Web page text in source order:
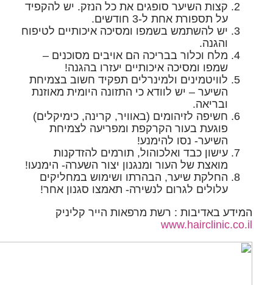
קצות השיער סופגים את כל הנזק. יש להקפיד
על תספורת אחת ל-3 חודשים.
יש להשתמש בשמפו ומסיכה איכותיים לטיפוח
מלח וכלור בבריכה הם אויבים מסוכנים –
שמפו ומסיכה איכותיים יעזרו בהגנה!
לוויטמינים ולמינרלים תפקיד חשוב בצמיחת
השיער – יש לוודא כי התזונה היומית מאוזנת
חשיפה לזיהומים (באוויר, קרינה, כימיקלים)
פוגעת בעור הקרקפת ומפריעה לצמיחת
השיער- נסו להימנע!
עישון כבד ואלכוהול, תורמים להזדקנות
מואצת של העור ומנגנון יצור השערה- הימנעו!
החלקת שיער, הבהרתו ושימוש במחליקים
עלולים לגרום לנשירה- תאמצו סגנון אחר!
באדיבות : רשת מרפאות הייר קליניק